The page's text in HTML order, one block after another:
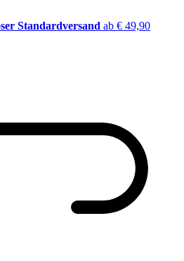
Standardversand ab € 49,90